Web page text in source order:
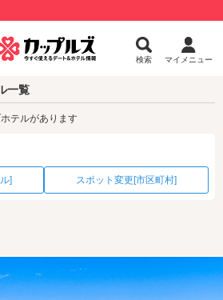
検索 マイメニュー
一覧
テルがあります
] スポット変更[市区町村]